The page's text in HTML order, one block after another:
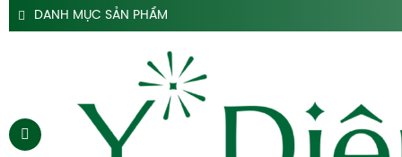
DANH MỤC SẢN PHẨM
SẢN PHẨM HỖ TRỢ DẠ DÀY Y DIỆU
SẢN PHẨM ĐẠI TRÀNG TÁO BÓN Y DIỆU
SẢN PHẨM HÀ THỦ Ô